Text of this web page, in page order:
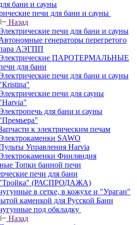
бани и сауны
печи для бани и сауны
Назад
печи для бани и сауны
генераторы перегретого
АЭГПП
ПАРОТЕРМАЛЬНЫЕ
для бани
печи для бани и сауны
печи для сауны
для бани и сауны
к электрическим печам
SAWO
Управления Harvia
Финляндия
Топки банной печи
печи для бани
(РАСПРОДАЖА)
в сетке, в кожухе и "Ураган"
каменкой для Русской Бани
под обкладку
Назад